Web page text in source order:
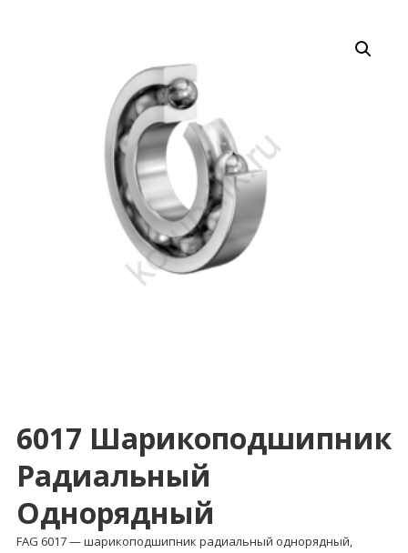
6017 Шарикоподшипник
Радиальный
Однорядный
FAG 6017 — шарикоподшипник радиальный однорядный,